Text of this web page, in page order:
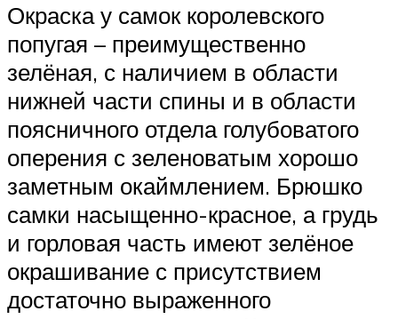
Окраска у самок королевского
попугая – преимущественно
зелёная, с наличием в области
нижней части спины и в области
поясничного отдела голубоватого
оперения с зеленоватым хорошо
заметным окаймлением. Брюшко
самки насыщенно-красное, а грудь
и горловая часть имеют зелёное
окрашивание с присутствием
достаточно выраженного